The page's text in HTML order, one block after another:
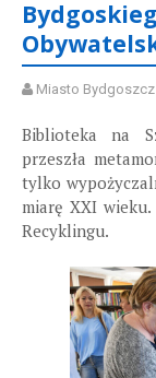
Miasto Bydgoszcz
Biblioteka na
przeszła
tylko
miarę XXI
Recyklingu.